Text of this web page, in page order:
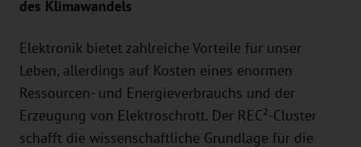
des Klimawandels
Elektronik bietet zahlreiche Vorteile für unser
Leben, allerdings auf Kosten eines enormen
Ressourcen- und Energieverbrauchs und der
Erzeugung von Elektroschrott. Der REC²-Cluster
schafft die wissenschaftliche Grundlage für die